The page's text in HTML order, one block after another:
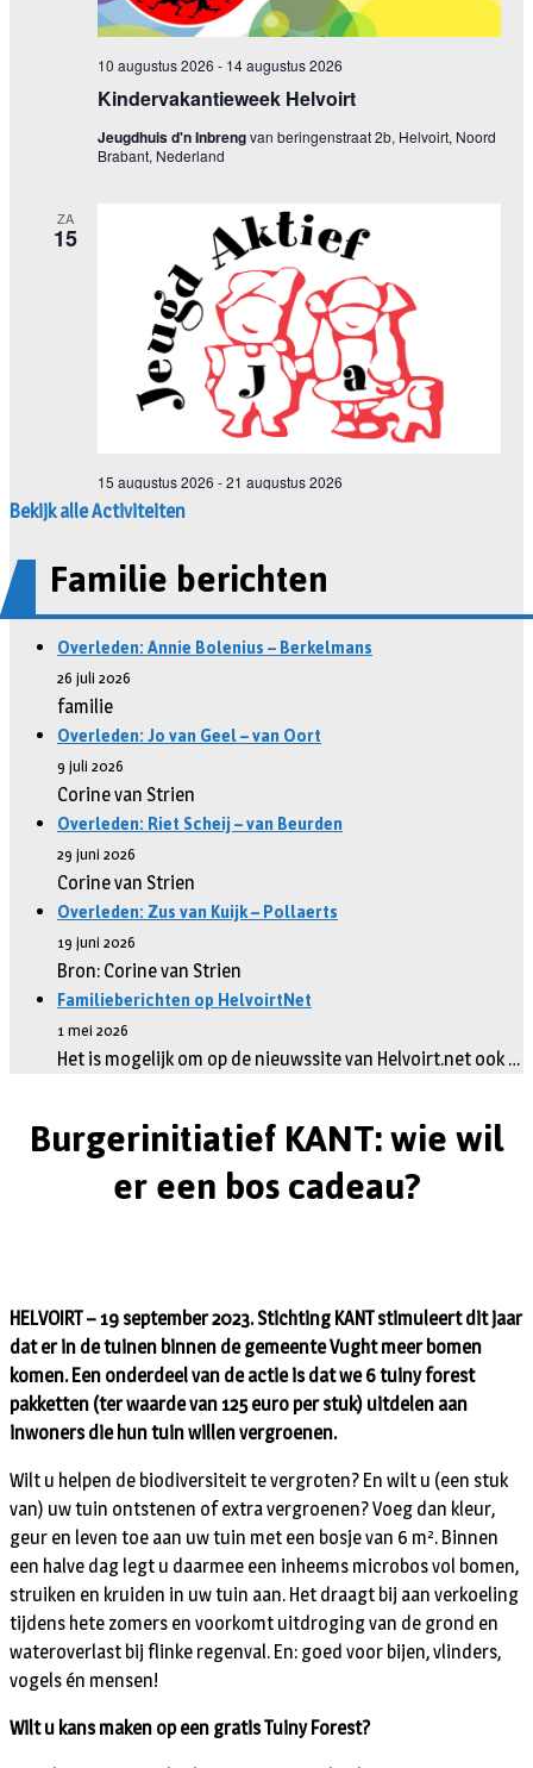
Bekijk alle Activiteiten
Familie berichten
Overleden: Annie Bolenius – Berkelmans
26 juli 2026
familie
Overleden: Jo van Geel – van Oort
9 juli 2026
Corine van Strien
Overleden: Riet Scheij – van Beurden
29 juni 2026
Corine van Strien
Overleden: Zus van Kuijk – Pollaerts
19 juni 2026
Bron: Corine van Strien
Familieberichten op HelvoirtNet
1 mei 2026
Het is mogelijk om op de nieuwssite van Helvoirt.net ook …
Burgerinitiatief KANT: wie wil
er een bos cadeau?
HELVOIRT – 19 september 2023. Stichting KANT stimuleert dit jaar
dat er in de tuinen binnen de gemeente Vught meer bomen
komen. Een onderdeel van de actie is dat we 6 tuiny forest
pakketten (ter waarde van 125 euro per stuk) uitdelen aan
inwoners die hun tuin willen vergroenen.
Wilt u helpen de biodiversiteit te vergroten? En wilt u (een stuk
van) uw tuin ontstenen of extra vergroenen? Voeg dan kleur,
geur en leven toe aan uw tuin met een bosje van 6 m². Binnen
een halve dag legt u daarmee een inheems microbos vol bomen,
struiken en kruiden in uw tuin aan. Het draagt bij aan verkoeling
tijdens hete zomers en voorkomt uitdroging van de grond en
wateroverlast bij flinke regenval. En: goed voor bijen, vlinders,
vogels én mensen!
Wilt u kans maken op een gratis Tuiny Forest?